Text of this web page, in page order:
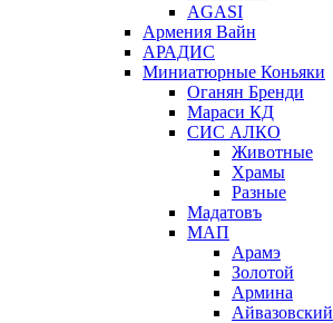
AGASI
Армения Вайн
АРАДИС
Миниатюрные Коньяки
Оганян Бренди
Мараси КД
СИС АЛКО
Животные
Храмы
Разные
Мадатовъ
МАП
Арамэ
Золотой
Армина
Айвазовский